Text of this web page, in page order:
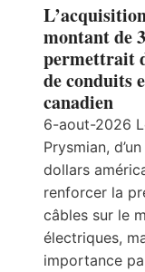
montant de
permettrait
de conduits
canadien
6-aout-2026
Prysmian,
dollars
renforcer la
câbles sur le
électriques,
importance